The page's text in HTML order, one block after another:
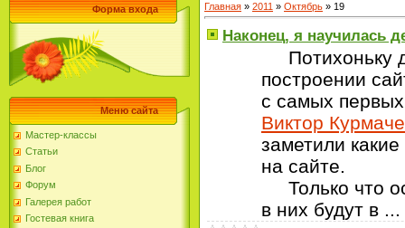
Форма входа
Меню сайта
Мастер-классы
Статьи
Блог
Форум
Галерея работ
Гостевая книга
Главная » 2011 » Октябрь » 19
Наконец, я научилась
Потихоньку
построении
с самых
Виктор
заметили
на сайте.
Только что
в них будут в ...